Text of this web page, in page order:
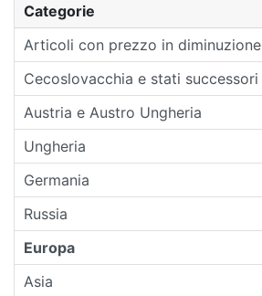
Categorie
Articoli con prezzo in diminuzione
Cecoslovacchia e stati successori
Austria e Austro Ungheria
Ungheria
Germania
Russia
Europa
Asia